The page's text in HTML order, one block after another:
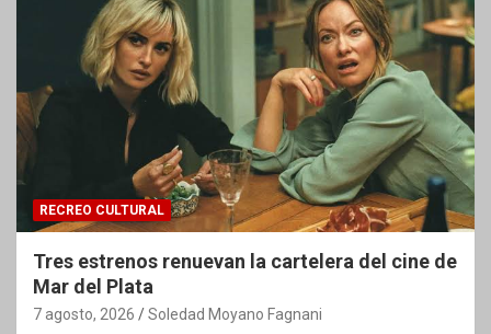
RECREO CULTURAL
Tres estrenos renuevan la cartelera del cine de
Mar del Plata
7 agosto, 2026 Soledad Moyano Fagnani